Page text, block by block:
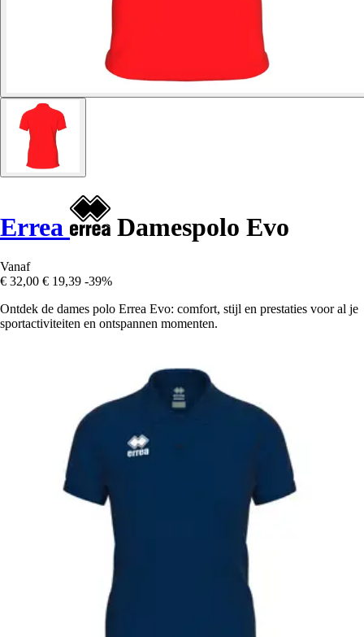
Errea Damespolo Evo
Vanaf
€ 32,00 € 19,39 -39%
Ontdek de dames polo Errea Evo: comfort, stijl en prestaties voor al je
sportactiviteiten en ontspannen momenten.